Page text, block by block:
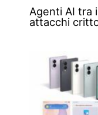
Agenti AI tra
attacchi